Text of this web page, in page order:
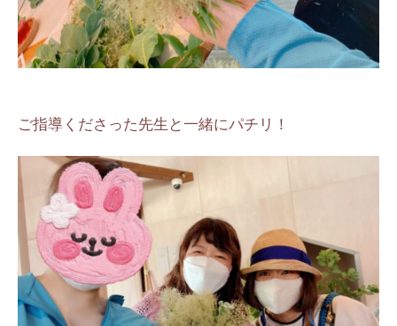
ご指導くださった先生と一緒にパチリ！